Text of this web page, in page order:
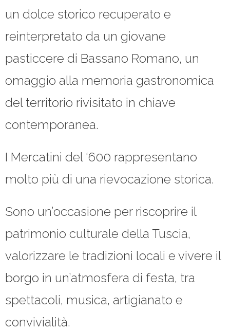
un dolce storico recuperato e
reinterpretato da un giovane
pasticcere di Bassano Romano, un
omaggio alla memoria gastronomica
del territorio rivisitato in chiave
contemporanea.
I Mercatini del ‘600 rappresentano
molto più di una rievocazione storica.
Sono un’occasione per riscoprire il
patrimonio culturale della Tuscia,
valorizzare le tradizioni locali e vivere il
borgo in un’atmosfera di festa, tra
spettacoli, musica, artigianato e
convivialità.